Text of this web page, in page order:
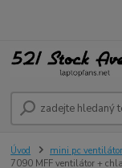
Úvod mini pc
7090 MFF ventilátor +